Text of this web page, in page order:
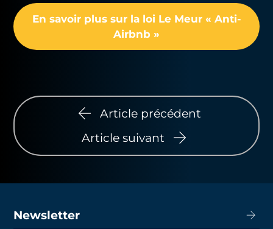
En savoir plus sur la loi Le Meur « Anti-
Airbnb »
Article précédent
Article suivant
Newsletter